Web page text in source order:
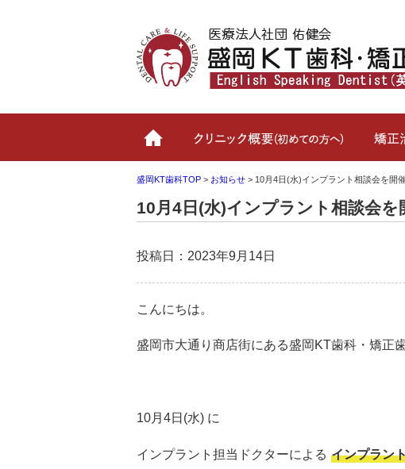
ホーム クリニ
盛岡KT歯科TOP > お知らせ > 10月4日(水)インプラント相談会を開
10月4日(水)インプラント相談会を
投稿日：2023年9月14日
こんにちは。
盛岡市大通り商店街にある盛岡KT歯科・矯正歯
10月4日(水) に
インプラント担当ドクターによる インプラン